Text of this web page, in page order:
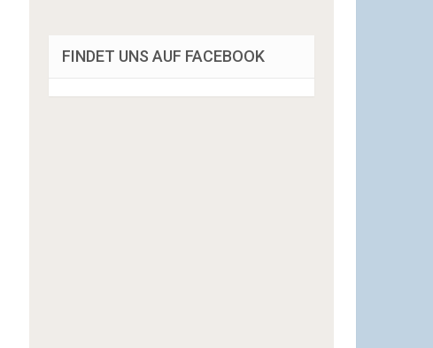
FINDET UNS AUF FACEBOOK